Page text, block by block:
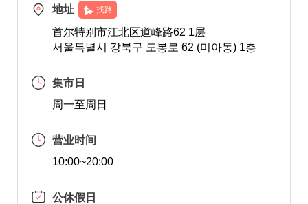
地址 找路
首尔特别市江北区道峰路62 1层
서울특별시 강북구 도봉로 62 (미아동) 1층
集市日
周一至周日
营业时间
10:00~20:00
公休假日